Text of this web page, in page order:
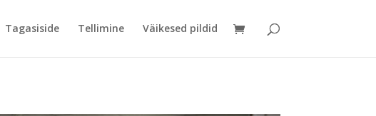
Tagasiside Tellimine Väikesed pildid